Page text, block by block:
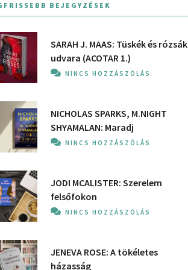
BEJEGYZÉSEK
SARAH J. MAAS: Tüskék és rózsák
udvara (ACOTAR 1.)
NINCS HOZZÁSZÓLÁS
NICHOLAS SPARKS, M.NIGHT
SHYAMALAN: Maradj
NINCS HOZZÁSZÓLÁS
JODI MCALISTER: Szerelem
felsőfokon
NINCS HOZZÁSZÓLÁS
JENEVA ROSE: A ​tökéletes
házasság